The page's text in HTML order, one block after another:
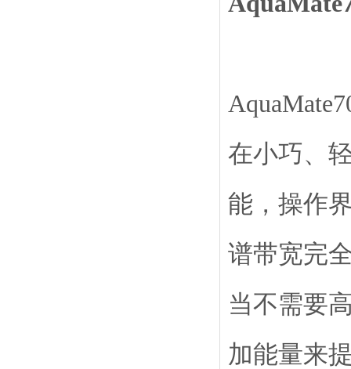
在小巧、
能，操作
谱带宽完
当不需要
加能量来